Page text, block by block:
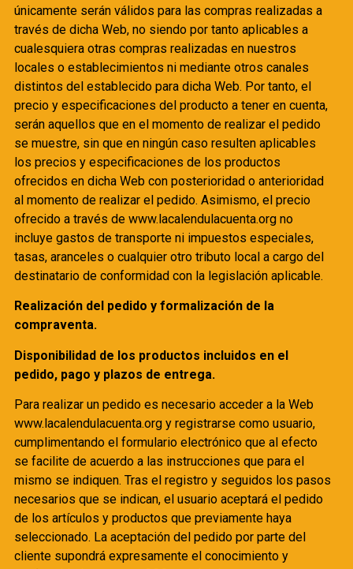
únicamente serán válidos para las compras realizadas a
través de dicha Web, no siendo por tanto aplicables a
cualesquiera otras compras realizadas en nuestros
locales o establecimientos ni mediante otros canales
distintos del establecido para dicha Web. Por tanto, el
precio y especificaciones del producto a tener en cuenta,
serán aquellos que en el momento de realizar el pedido
se muestre, sin que en ningún caso resulten aplicables
los precios y especificaciones de los productos
ofrecidos en dicha Web con posterioridad o anterioridad
al momento de realizar el pedido. Asimismo, el precio
ofrecido a través de www.lacalendulacuenta.org no
incluye gastos de transporte ni impuestos especiales,
tasas, aranceles o cualquier otro tributo local a cargo del
destinatario de conformidad con la legislación aplicable.
Realización del pedido y formalización de la
compraventa.
Disponibilidad de los productos incluidos en el
pedido, pago y plazos de entrega.
Para realizar un pedido es necesario acceder a la Web
www.lacalendulacuenta.org y registrarse como usuario,
cumplimentando el formulario electrónico que al efecto
se facilite de acuerdo a las instrucciones que para el
mismo se indiquen. Tras el registro y seguidos los pasos
necesarios que se indican, el usuario aceptará el pedido
de los artículos y productos que previamente haya
seleccionado. La aceptación del pedido por parte del
cliente supondrá expresamente el conocimiento y